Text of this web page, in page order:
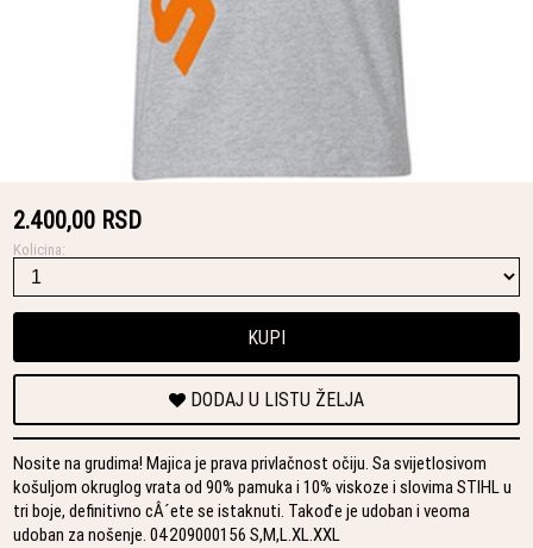
2.400,00 RSD
Kolicina:
KUPI
DODAJ U LISTU ŽELJA
Nosite na grudima! Majica je prava privlačnost očiju. Sa svijetlosivom
košuljom okruglog vrata od 90% pamuka i 10% viskoze i slovima STIHL u
tri boje, definitivno cÂ´ete se istaknuti. Takođe je udoban i veoma
udoban za nošenje. 04209000156 S,M,L.XL.XXL